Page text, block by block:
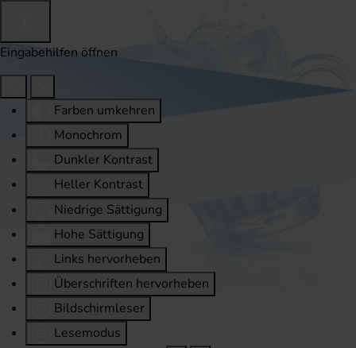
Eingabehilfen öffnen
Farben umkehren
Monochrom
Dunkler Kontrast
Heller Kontrast
Niedrige Sättigung
Hohe Sättigung
Links hervorheben
Überschriften hervorheben
Bildschirmleser
Lesemodus